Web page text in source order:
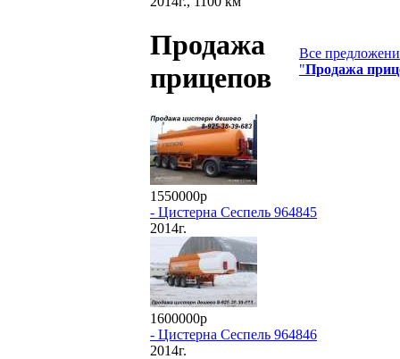
Продажа
прицепов
Все
"Продажа
1550000р
- Цистерна Сеспель 964845
2014г.
1600000р
- Цистерна Сеспель 964846
2014г.